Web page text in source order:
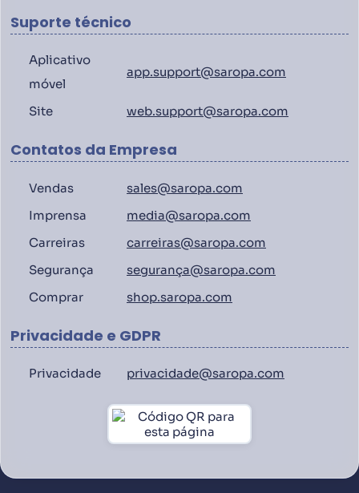
Suporte técnico
Aplicativo
móvel
app.support@saropa.com
Site web.support@saropa.com
Contatos da Empresa
Vendas
sales@saropa.com
Imprensa
media@saropa.com
Carreiras
carreiras@saropa.com
Segurança
segurança@saropa.com
Comprar
shop.saropa.com
Privacidade e GDPR
Privacidade privacidade@saropa.com